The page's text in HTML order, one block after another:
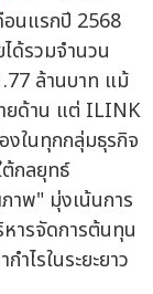
อนแรกปี 2568
ด้รวมจำนวน
ล้านบาท แม้
ยด้าน แต่ ILINK
งในทุกกลุ่มธุรกิจ
กลยุทธ์
พ" มุ่งเน้นการ
ารจัดการต้นทุน
ไรในระยะยาว